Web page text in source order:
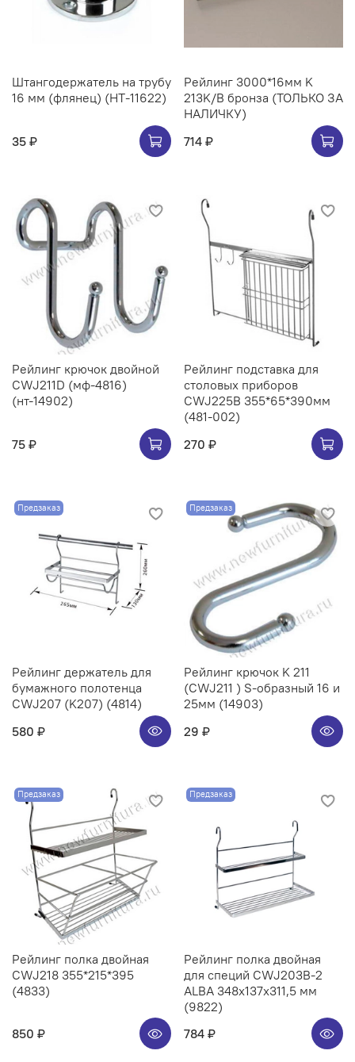
Штангодержатель на трубу
16 мм (флянец) (НТ-11622)
35 ₽
Рейлинг 3000*16мм K
213K/B бронза (ТОЛЬКО ЗА
НАЛИЧКУ)
714 ₽
Рейлинг крючок двойной
CWJ211D (мф-4816)
(нт-14902)
75 ₽
Рейлинг подставка для
столовых приборов
CWJ225B 355*65*390мм
(481-002)
270 ₽
Предзаказ
Рейлинг держатель для
бумажного полотенца
CWJ207 (K207) (4814)
580 ₽
Предзаказ
Рейлинг крючок K 211
(CWJ211 ) S-образный 16 и
25мм (14903)
29 ₽
Предзаказ
Рейлинг полка двойная
CWJ218 355*215*395
(4833)
850 ₽
Предзаказ
Рейлинг полка двойная
для специй CWJ203B-2
ALBA 348x137x311,5 мм
(9822)
784 ₽